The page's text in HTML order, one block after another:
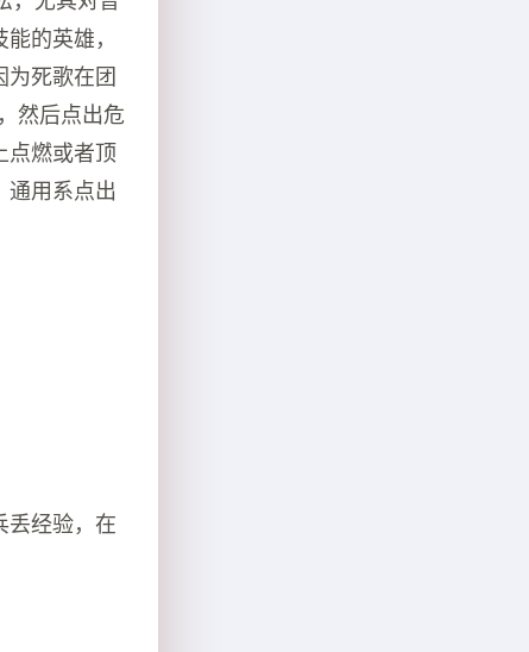
的英雄，
为死歌在团
然后点出危
点燃或者顶
通用系点出
丢经验，在